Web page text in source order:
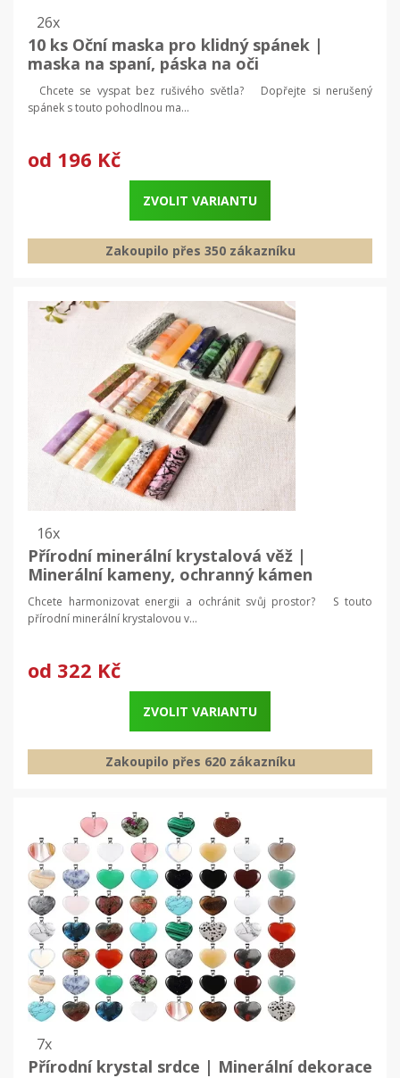
26x
10 ks Oční maska pro klidný spánek |
maska na spaní, páska na oči
Chcete se vyspat bez rušivého světla? Dopřejte si nerušený
spánek s touto pohodlnou ma...
od 196 Kč
ZVOLIT VARIANTU
Zakoupilo přes 350 zákazníku
16x
Přírodní minerální krystalová věž |
Minerální kameny, ochranný kámen
Chcete harmonizovat energii a ochránit svůj prostor? S touto
přírodní minerální krystalovou v...
od 322 Kč
ZVOLIT VARIANTU
Zakoupilo přes 620 zákazníku
7x
Přírodní krystal srdce | Minerální dekorace